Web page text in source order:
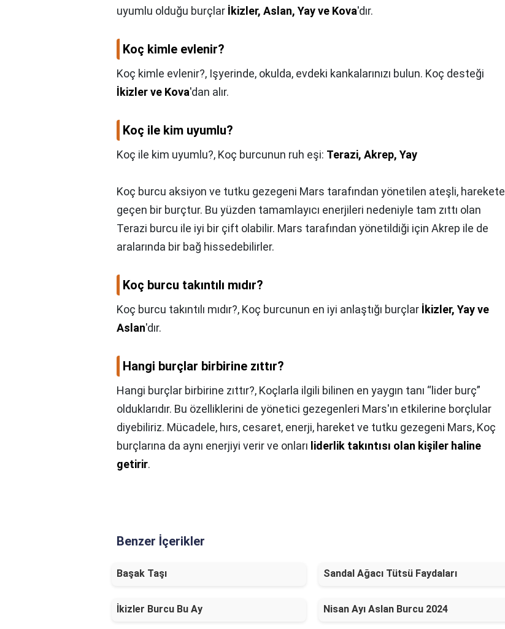
uyumlu olduğu burçlar İkizler, Aslan, Yay ve Kova'dır.
Koç kimle evlenir?
Koç kimle evlenir?, Işyerinde, okulda, evdeki kankalarınızı bulun. Koç desteği
İkizler ve Kova'dan alır.
Koç ile kim uyumlu?
Koç ile kim uyumlu?, Koç burcunun ruh eşi: Terazi, Akrep, Yay
Koç burcu aksiyon ve tutku gezegeni Mars tarafından yönetilen ateşli, harekete
geçen bir burçtur. Bu yüzden tamamlayıcı enerjileri nedeniyle tam zıttı olan
Terazi burcu ile iyi bir çift olabilir. Mars tarafından yönetildiği için Akrep ile de
aralarında bir bağ hissedebilirler.
Koç burcu takıntılı mıdır?
Koç burcu takıntılı mıdır?, Koç burcunun en iyi anlaştığı burçlar İkizler, Yay ve
Aslan'dır.
Hangi burçlar birbirine zıttır?
Hangi burçlar birbirine zıttır?, Koçlarla ilgili bilinen en yaygın tanı “lider burç”
olduklarıdır. Bu özelliklerini de yönetici gezegenleri Mars'ın etkilerine borçlular
diyebiliriz. Mücadele, hırs, cesaret, enerji, hareket ve tutku gezegeni Mars, Koç
burçlarına da aynı enerjiyi verir ve onları liderlik takıntısı olan kişiler haline
getirir.
Benzer İçerikler
Başak Taşı Sandal Ağacı Tütsü Faydaları
İkizler Burcu Bu Ay Nisan Ayı Aslan Burcu 2024